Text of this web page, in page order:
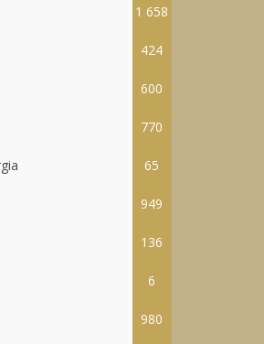
1 658
424
600
770
65
949
136
6
980